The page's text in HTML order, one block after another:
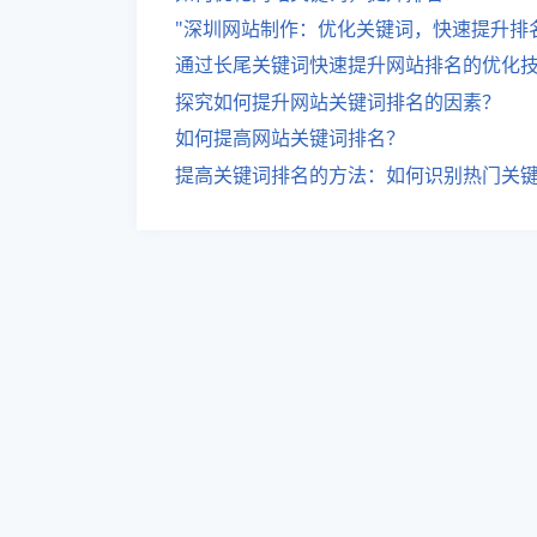
"深圳网站制作：优化关键词，快速提升排
通过长尾关键词快速提升网站排名的优化
探究如何提升网站关键词排名的因素？
如何提高网站关键词排名？
提高关键词排名的方法：如何识别热门关键